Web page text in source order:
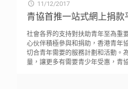
11/12/2017
青協首推一站式網上捐款
社會各界的支持對扶助青年至為重
心伙伴積極參與和捐助，香港青年
切合青年需要的服務計劃和活動。
量，讓更多有需要青少年受惠，青